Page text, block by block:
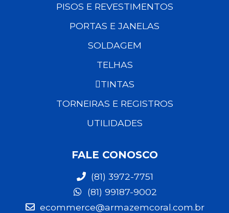
PISOS E REVESTIMENTOS
PORTAS E JANELAS
SOLDAGEM
TELHAS
TINTAS
TORNEIRAS E REGISTROS
UTILIDADES
FALE CONOSCO
(81) 3972-7751
(81) 99187-9002
ecommerce@armazemcoral.com.br